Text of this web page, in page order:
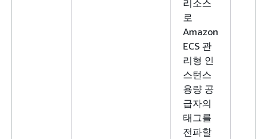
리소스
로
Amazon
ECS 관
리형 인
스턴스
용량 공
급자의
태그를
전파할